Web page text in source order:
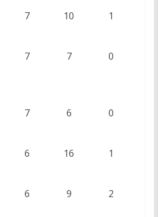
7 10 1
7 7 0
7 6 0
6 16 1
6 9 2